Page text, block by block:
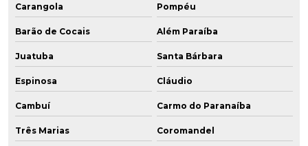
Carangola Pompéu
Barão de Cocais Além Paraíba
Juatuba Santa Bárbara
Espinosa Cláudio
Cambuí Carmo do Paranaíba
Três Marias Coromandel